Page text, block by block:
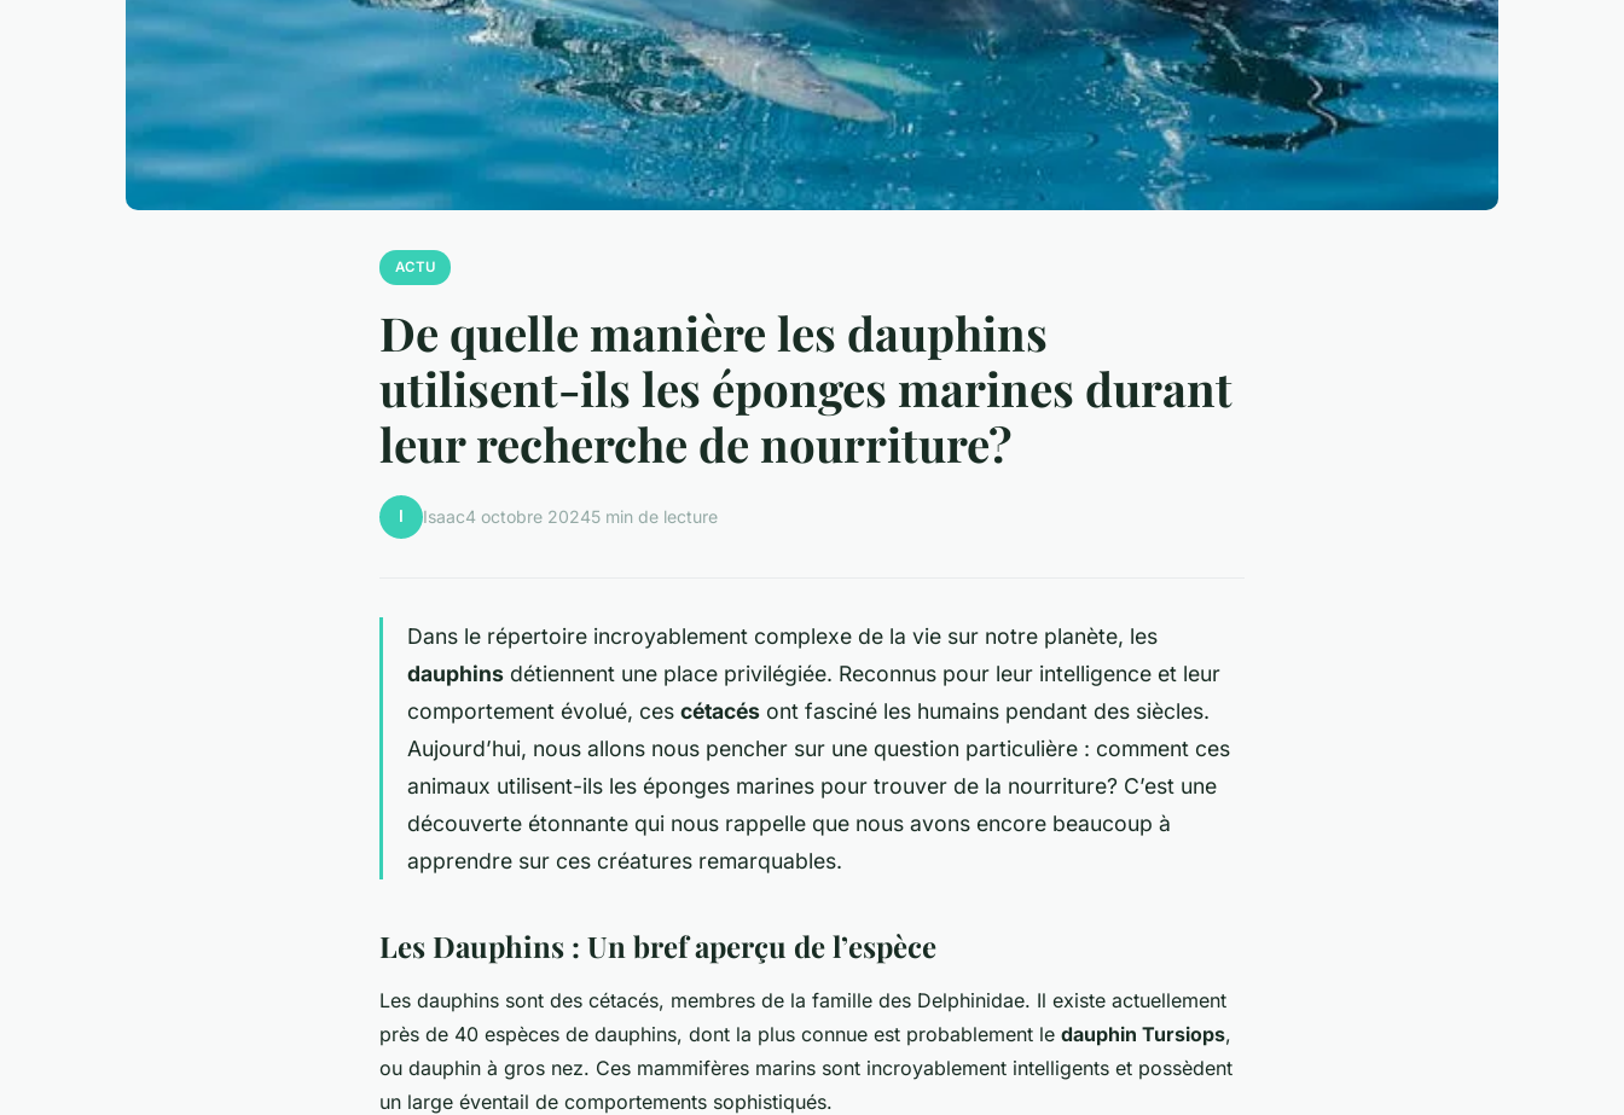
ACTU
De quelle manière les dauphins
utilisent-ils les éponges marines durant
leur recherche de nourriture?
I Isaac4 octobre 20245 min de lecture
Dans le répertoire incroyablement complexe de la vie sur notre planète, les
dauphins détiennent une place privilégiée. Reconnus pour leur intelligence et leur
comportement évolué, ces cétacés ont fasciné les humains pendant des siècles.
Aujourd’hui, nous allons nous pencher sur une question particulière : comment ces
animaux utilisent-ils les éponges marines pour trouver de la nourriture? C’est une
découverte étonnante qui nous rappelle que nous avons encore beaucoup à
apprendre sur ces créatures remarquables.
Les Dauphins : Un bref aperçu de l’espèce
Les dauphins sont des cétacés, membres de la famille des Delphinidae. Il existe actuellement
près de 40 espèces de dauphins, dont la plus connue est probablement le dauphin Tursiops,
ou dauphin à gros nez. Ces mammifères marins sont incroyablement intelligents et possèdent
un large éventail de comportements sophistiqués.